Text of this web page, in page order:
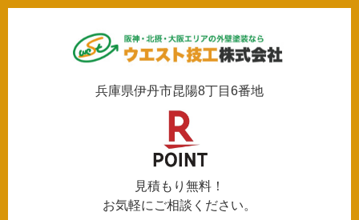
兵庫県伊丹市昆陽8丁目6番地
見積もり無料！
お気軽にご相談ください。